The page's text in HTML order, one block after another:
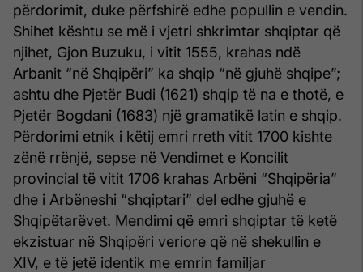
përdorimit, duke përfshirë edhe popullin e vendin.
Shihet kështu se më i vjetri shkrimtar shqiptar që
njihet, Gjon Buzuku, i vitit 1555, krahas ndë
Arbanit “në Shqipëri” ka shqip “në gjuhë shqipe”;
ashtu dhe Pjetër Budi (1621) shqip të na e thotë, e
Pjetër Bogdani (1683) një gramatikë latin e shqip.
Përdorimi etnik i këtij emri rreth vitit 1700 kishte
zënë rrënjë, sepse në Vendimet e Koncilit
provincial të vitit 1706 krahas Arbëni “Shqipëria”
dhe i Arbëneshi “shqiptari” del edhe gjuhë e
Shqipëtarëvet. Mendimi që emri shqiptar të ketë
ekzistuar në Shqipëri veriore që në shekullin e
XIV, e të jetë identik me emrin familjar